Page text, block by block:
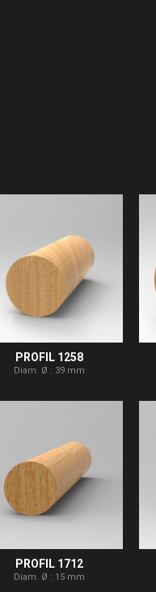
PROFIL 1258
Diam. Ø : 39 mm
PROFIL 1712
Diam. Ø : 15 mm